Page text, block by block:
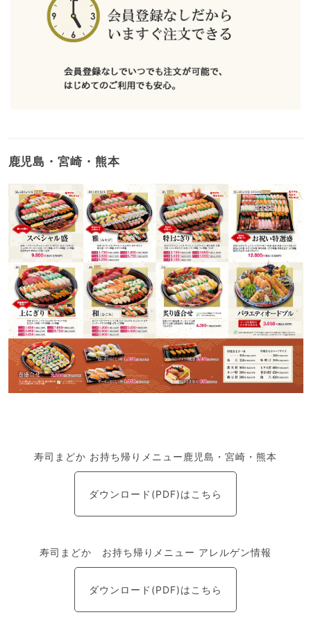
鹿児島・宮崎・熊本
寿司まどか お持ち帰りメニュー鹿児島・宮崎・熊本
ダウンロード(PDF)はこちら
寿司まどか お持ち帰りメニュー アレルゲン情報
ダウンロード(PDF)はこちら